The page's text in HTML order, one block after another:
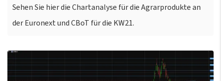
Sehen Sie hier die Chartanalyse für die Agrarprodukte an
der Euronext und CBoT für die KW21.